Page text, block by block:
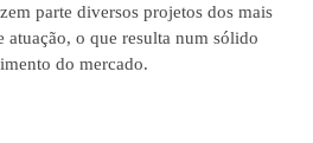
parte diversos projetos dos mais
atuação, o que resulta num sólido
do mercado.